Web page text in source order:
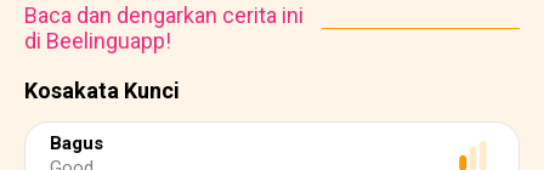
Kosakata Kunci
Bagus
Baca dan dengarkan cerita ini
di Beelinguapp!